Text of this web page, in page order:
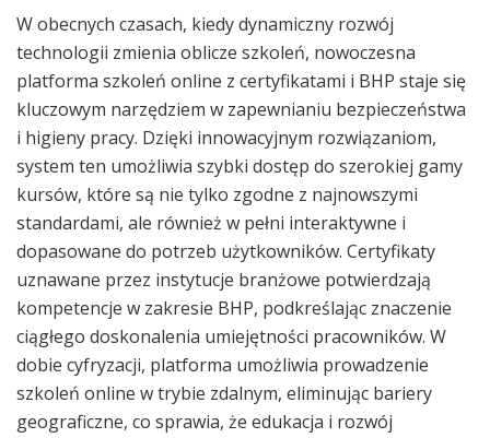
W obecnych czasach, kiedy dynamiczny rozwój
technologii zmienia oblicze szkoleń, nowoczesna
platforma szkoleń online z certyfikatami i BHP staje się
kluczowym narzędziem w zapewnianiu bezpieczeństwa
i higieny pracy. Dzięki innowacyjnym rozwiązaniom,
system ten umożliwia szybki dostęp do szerokiej gamy
kursów, które są nie tylko zgodne z najnowszymi
standardami, ale również w pełni interaktywne i
dopasowane do potrzeb użytkowników. Certyfikaty
uznawane przez instytucje branżowe potwierdzają
kompetencje w zakresie BHP, podkreślając znaczenie
ciągłego doskonalenia umiejętności pracowników. W
dobie cyfryzacji, platforma umożliwia prowadzenie
szkoleń online w trybie zdalnym, eliminując bariery
geograficzne, co sprawia, że edukacja i rozwój